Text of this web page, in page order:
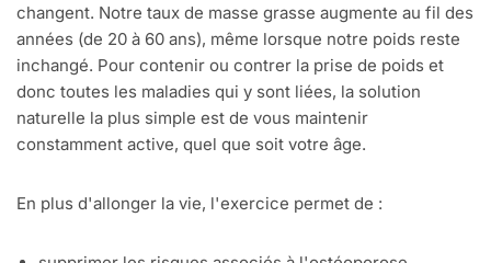
changent. Notre taux de masse grasse augmente au fil des
années (de 20 à 60 ans), même lorsque notre poids reste
inchangé. Pour contenir ou contrer la prise de poids et
donc toutes les maladies qui y sont liées, la solution
naturelle la plus simple est de vous maintenir
constamment active, quel que soit votre âge.
En plus d'allonger la vie, l'exercice permet de :